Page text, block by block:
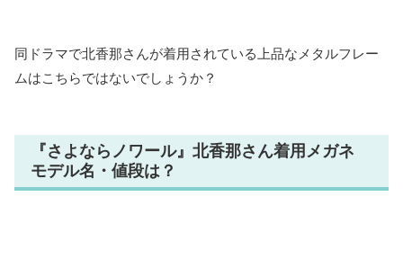
同ドラマで北香那さんが着用されている上品なメタルフレー
ムはこちらではないでしょうか？
『さよならノワール』北香那さん着用メガネ
モデル名・値段は？